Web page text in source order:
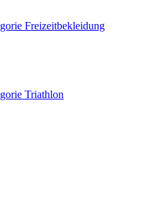
Triathlon
Radsport